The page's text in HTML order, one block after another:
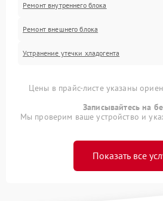
Ремонт внутреннего блока
Ремонт внешнего блока
Устранение утечки хладогента
Цены в прайс-листе указаны
Записывайтесь на
Мы проверим ваше устройство и
Показать все